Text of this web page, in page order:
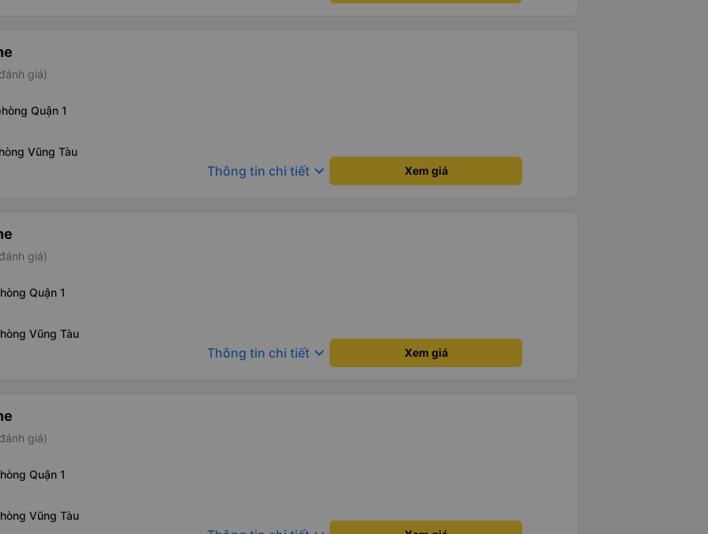
giá)
Quận 1
Vũng Tàu
Thông tin chi tiết keyboard_arrow_down Xem giá
giá)
Quận 1
Vũng Tàu
Thông tin chi tiết keyboard_arrow_down Xem giá
giá)
Quận 1
Vũng Tàu